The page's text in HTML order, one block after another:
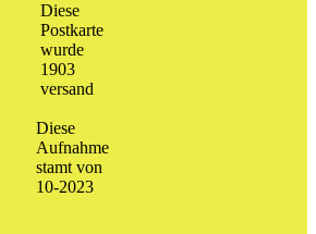
Diese
Postkarte
wurde
1903
versand
Diese
Aufnahme
stamt von
10-2023